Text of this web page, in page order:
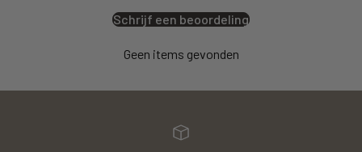
Schrijf een beoordeling
Geen items gevonden